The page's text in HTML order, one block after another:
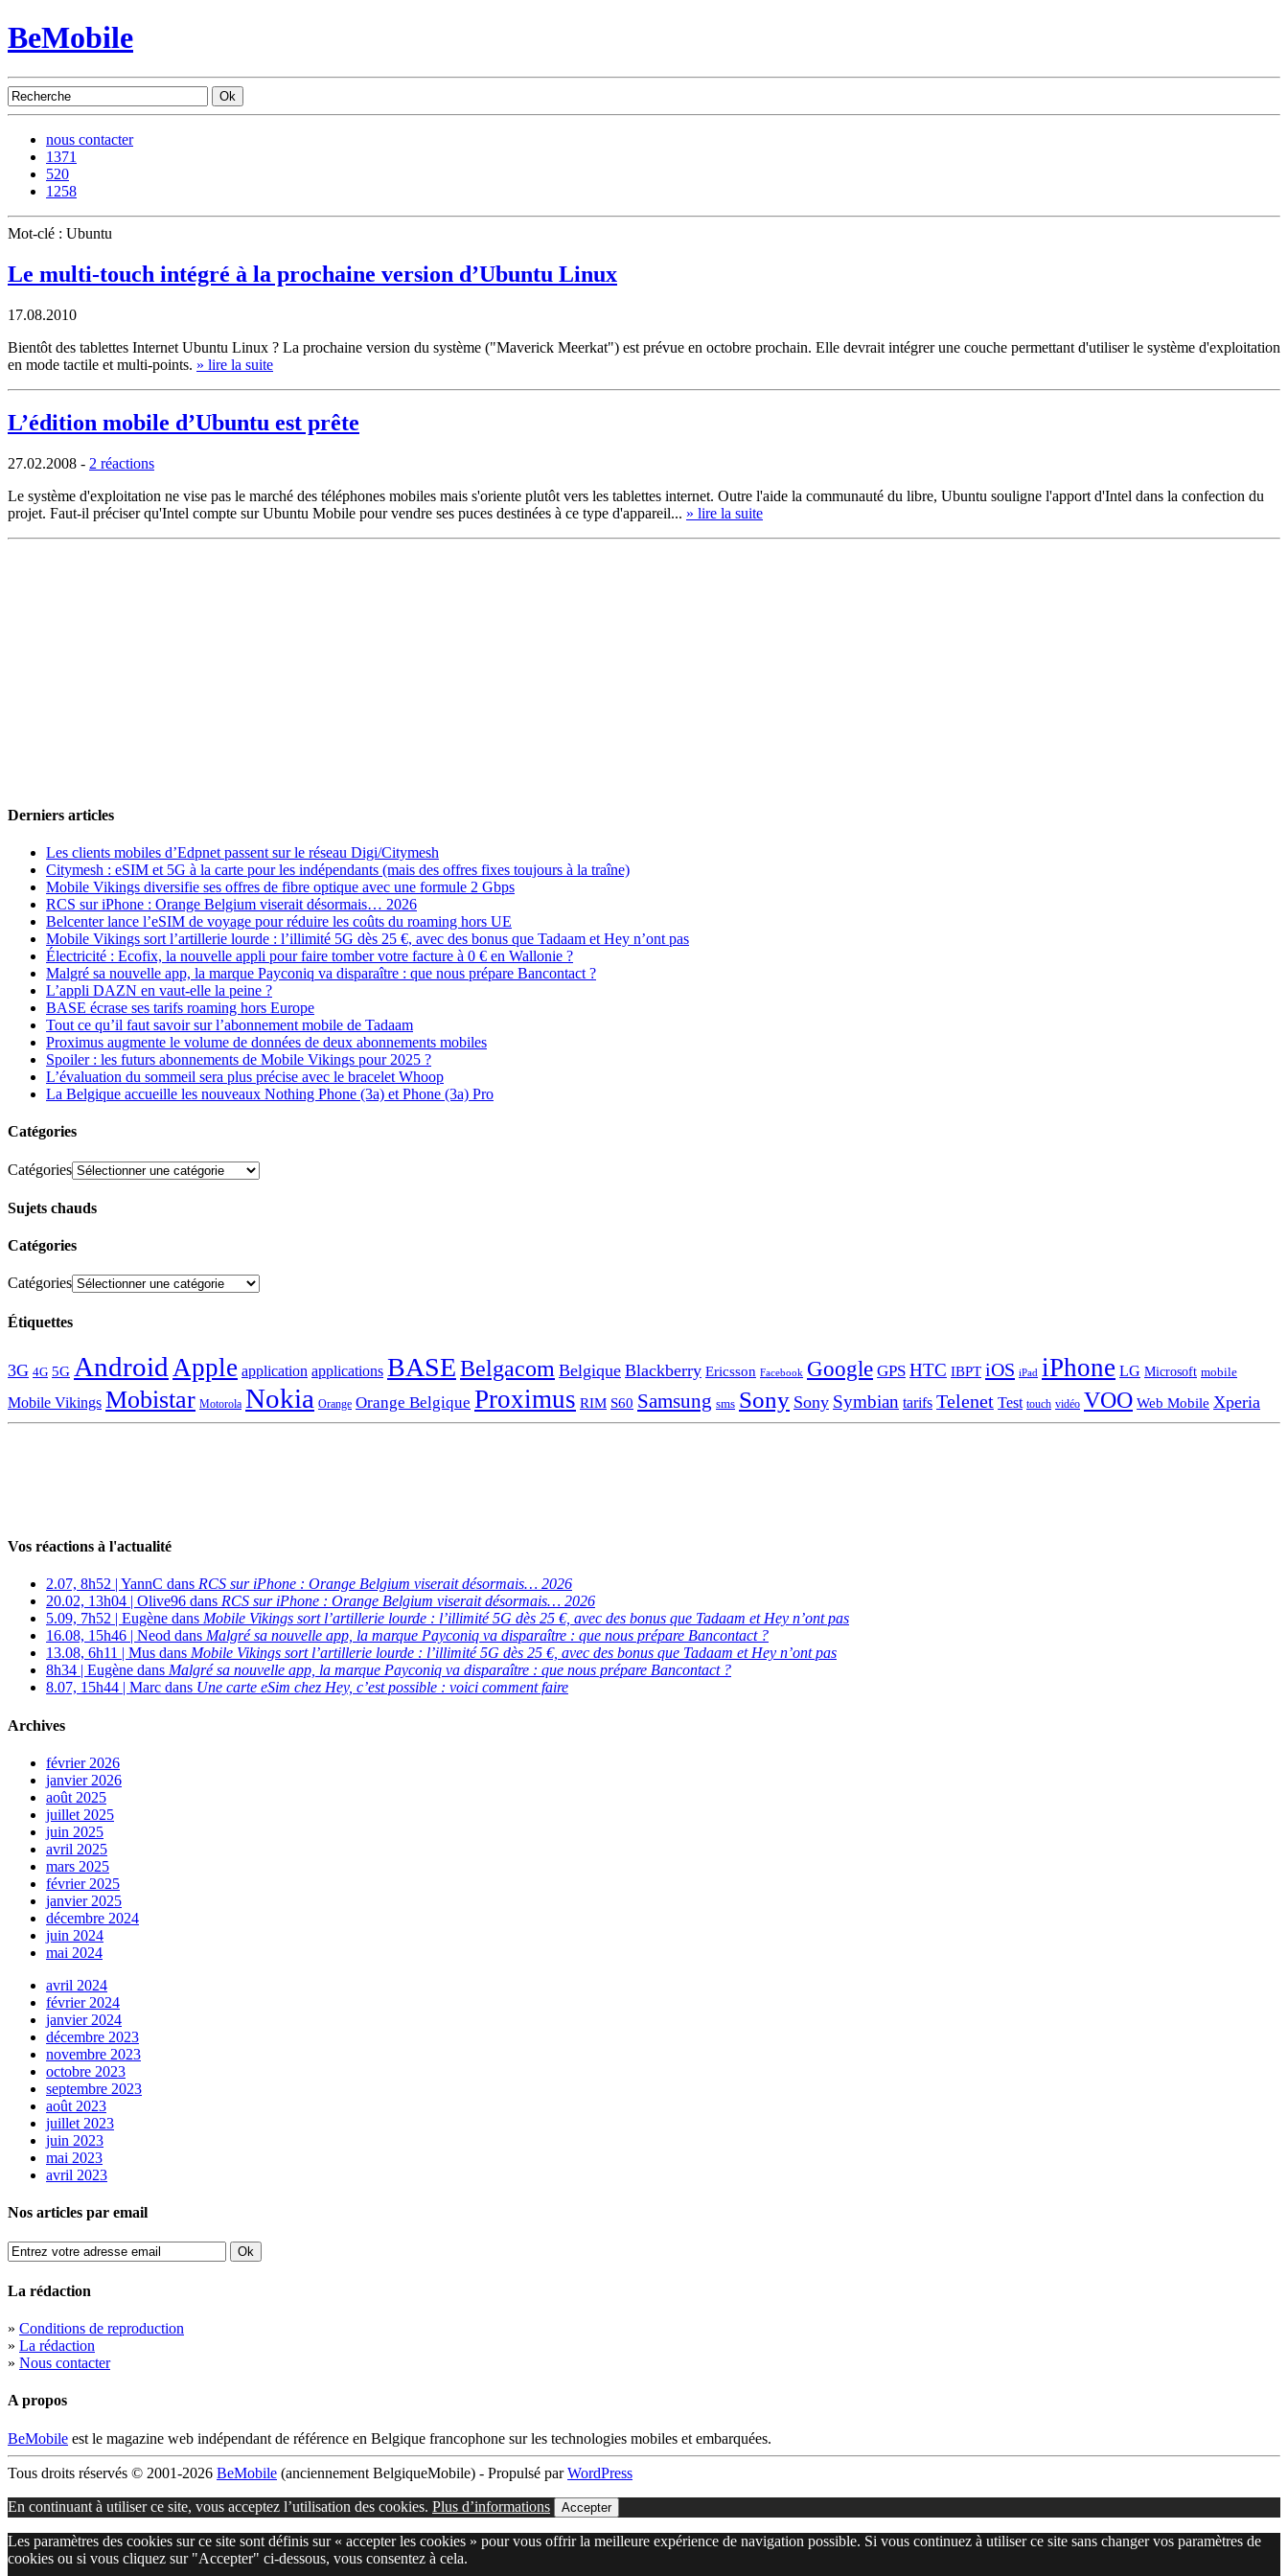
BeMobile
nous contacter
1371
520
1258
Mot-clé : Ubuntu
Le multi-touch intégré à la prochaine version d’Ubuntu Linux
17.08.2010
Bientôt des tablettes Internet Ubuntu Linux ? La prochaine version du système ("Maverick Meerkat") est prévue en octobre prochain. Elle devrait intégrer une couche permettant d'utiliser le système d'exploitation
en mode tactile et multi-points. » lire la suite
L’édition mobile d’Ubuntu est prête
27.02.2008 - 2 réactions
Le système d'exploitation ne vise pas le marché des téléphones mobiles mais s'oriente plutôt vers les tablettes internet. Outre l'aide la communauté du libre, Ubuntu souligne l'apport d'Intel dans la confection du
projet. Faut-il préciser qu'Intel compte sur Ubuntu Mobile pour vendre ses puces destinées à ce type d'appareil... » lire la suite
Derniers articles
Les clients mobiles d’Edpnet passent sur le réseau Digi/Citymesh
Citymesh : eSIM et 5G à la carte pour les indépendants (mais des offres fixes toujours à la traîne)
Mobile Vikings diversifie ses offres de fibre optique avec une formule 2 Gbps
RCS sur iPhone : Orange Belgium viserait désormais… 2026
Belcenter lance l’eSIM de voyage pour réduire les coûts du roaming hors UE
Mobile Vikings sort l’artillerie lourde : l’illimité 5G dès 25 €, avec des bonus que Tadaam et Hey n’ont pas
Électricité : Ecofix, la nouvelle appli pour faire tomber votre facture à 0 € en Wallonie ?
Malgré sa nouvelle app, la marque Payconiq va disparaître : que nous prépare Bancontact ?
L’appli DAZN en vaut-elle la peine ?
BASE écrase ses tarifs roaming hors Europe
Tout ce qu’il faut savoir sur l’abonnement mobile de Tadaam
Proximus augmente le volume de données de deux abonnements mobiles
Spoiler : les futurs abonnements de Mobile Vikings pour 2025 ?
L’évaluation du sommeil sera plus précise avec le bracelet Whoop
La Belgique accueille les nouveaux Nothing Phone (3a) et Phone (3a) Pro
Catégories
Catégories
Sujets chauds
Catégories
Catégories
Étiquettes
3G 4G 5G Android Apple application applications BASEBelgacom Belgique Blackberry Ericsson Facebook Google GPS HTC IBPT iOS iPad iPhone LG Microsoft mobile
Mobile Vikings Mobistar Motorola Nokia Orange Orange Belgique Proximus RIM S60 Samsung sms Sony Sony Symbian tarifs Telenet Test touch vidéo VOO Web Mobile Xperia
Vos réactions à l'actualité
2.07, 8h52 | YannC dans RCS sur iPhone : Orange Belgium viserait désormais… 2026
20.02, 13h04 | Olive96 dans RCS sur iPhone : Orange Belgium viserait désormais… 2026
5.09, 7h52 | Eugène dans Mobile Vikings sort l’artillerie lourde : l’illimité 5G dès 25 €, avec des bonus que Tadaam et Hey n’ont pas
16.08, 15h46 | Neod dans Malgré sa nouvelle app, la marque Payconiq va disparaître : que nous prépare Bancontact ?
13.08, 6h11 | Mus dans Mobile Vikings sort l’artillerie lourde : l’illimité 5G dès 25 €, avec des bonus que Tadaam et Hey n’ont pas
8h34 | Eugène dans Malgré sa nouvelle app, la marque Payconiq va disparaître : que nous prépare Bancontact ?
8.07, 15h44 | Marc dans Une carte eSim chez Hey, c’est possible : voici comment faire
Archives
février 2026
janvier 2026
août 2025
juillet 2025
juin 2025
avril 2025
mars 2025
février 2025
janvier 2025
décembre 2024
juin 2024
mai 2024
avril 2024
février 2024
janvier 2024
décembre 2023
novembre 2023
octobre 2023
septembre 2023
août 2023
juillet 2023
juin 2023
mai 2023
avril 2023
Nos articles par email
La rédaction
» Conditions de reproduction
» La rédaction
» Nous contacter
A propos
BeMobile est le magazine web indépendant de référence en Belgique francophone sur les technologies mobiles et embarquées.
Tous droits réservés © 2001-2026 BeMobile (anciennement BelgiqueMobile) - Propulsé parWordPress
En continuant à utiliser ce site, vous acceptez l’utilisation des cookies. Plus d’informations Accepter
Les paramètres des cookies sur ce site sont définis sur « accepter les cookies » pour vous offrir la meilleure expérience de navigation possible. Si vous continuez à utiliser ce site sans changer vos paramètres de
cookies ou si vous cliquez sur "Accepter" ci-dessous, vous consentez à cela.